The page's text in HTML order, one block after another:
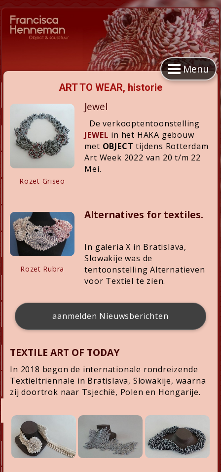
Menu
ART TO WEAR, historie
Rozet Griseo
Jewel
De verkooptentoonstelling
JEWEL in het HAKA gebouw
met OBJECT tijdens Rotterdam
Art Week 2022 van 20 t/m 22
Mei.
Rozet Rubra
Alternatives for textiles.
In galeria X in Bratislava,
Slowakije was de
tentoonstelling Alternatieven
voor Textiel te zien.
aanmelden Nieuwsberichten
TEXTILE ART OF TODAY
In 2018 begon de internationale rondreizende
Textieltriënnale in Bratislava, Slowakije, waarna
zij doortrok naar Tsjechië, Polen en Hongarije.